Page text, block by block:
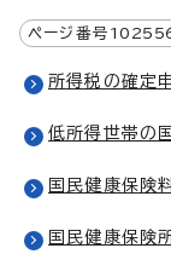
ページ番号
所得税の確定
低所得世帯の
国民健康保険
国民健康保険